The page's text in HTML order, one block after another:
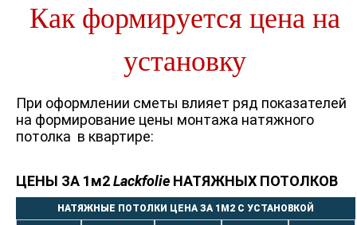
Как формируется цена на
установку
При оформлении сметы влияет ряд показателей
на формирование цены монтажа натяжного
потолка в квартире:
ЦЕНЫ ЗА 1м2Lackfolie НАТЯЖНЫХ ПОТОЛКОВ
НАТЯЖНЫЕ ПОТОЛКИ ЦЕНА ЗА 1М2 С УСТАНОВКОЙ